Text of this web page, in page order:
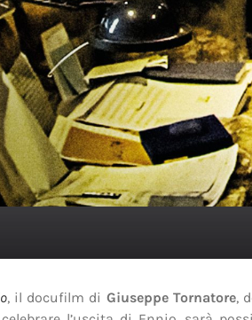
, il docufilm di Giuseppe Tornatore,